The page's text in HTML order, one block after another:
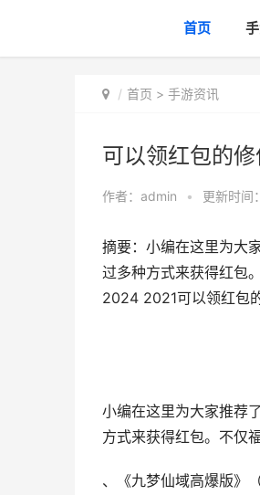
首页
首页 > 手游资讯
可以领红包的
作者： admin • 更新时间
摘要：小编在这里为大
过多种方式来获得红包
2024 2021可以领红包
小编在这里为大家推荐
方式来获得红包。不仅
、《九梦仙域高爆版》